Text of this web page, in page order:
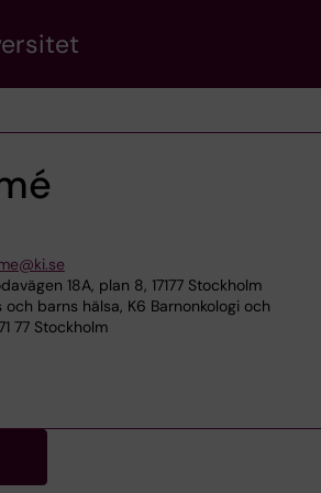
18A, plan 8, 17177 Stockholm
och barns hälsa, K6 Barnonkologi och
77 Stockholm